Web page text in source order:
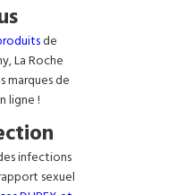
de
La Roche
marques de
ligne !
infections
sexuel